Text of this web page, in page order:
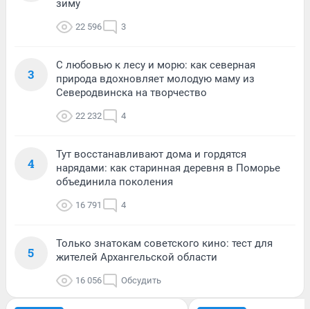
зиму
22 596 3
3
С любовью к лесу и морю: как северная
природа вдохновляет молодую маму из
Северодвинска на творчество
22 232 4
4
Тут восстанавливают дома и гордятся
нарядами: как старинная деревня в Поморье
объединила поколения
16 791 4
5
Только знатокам советского кино: тест для
жителей Архангельской области
16 056 Обсудить